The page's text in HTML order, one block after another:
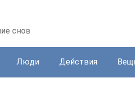
снов
Люди Действия